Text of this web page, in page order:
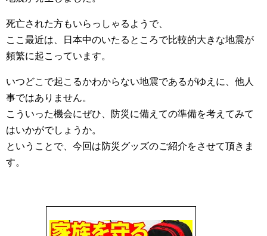
死亡された方もいらっしゃるようで、
ここ最近は、日本中のいたるところで比較的大きな地震が
頻繁に起こっています。
いつどこで起こるかわからない地震であるがゆえに、他人
事ではありません。
こういった機会にぜひ、防災に備えての準備を考えてみて
はいかがでしょうか。
ということで、今回は防災グッズのご紹介をさせて頂きま
す。